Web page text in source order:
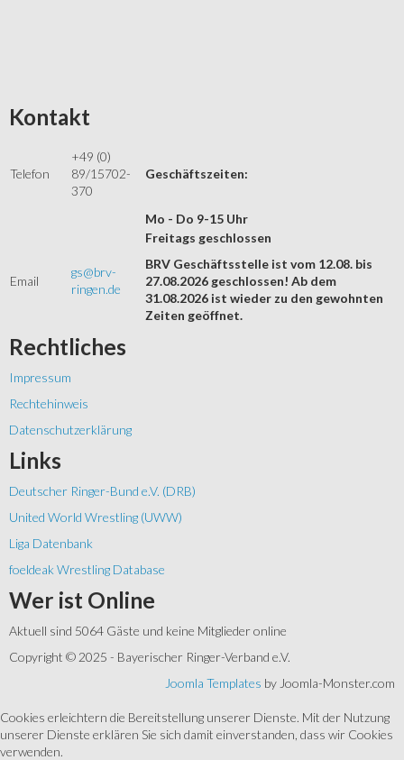
Kontakt
Telefon
+49 (0)
89/15702-
370
Geschäftszeiten:
Mo - Do 9-15 Uhr
Email
gs@brv-
ringen.de
Freitags geschlossen
BRV Geschäftsstelle ist vom 12.08. bis
27.08.2026 geschlossen! Ab dem
31.08.2026 ist wieder zu den gewohnten
Zeiten geöffnet.
Rechtliches
Impressum
Rechtehinweis
Datenschutzerklärung
Links
Deutscher Ringer-Bund e.V. (DRB)
United World Wrestling (UWW)
Liga Datenbank
foeldeak Wrestling Database
Wer ist Online
Aktuell sind 5064 Gäste und keine Mitglieder online
Copyright © 2025 - Bayerischer Ringer-Verband e.V.
Joomla Templates by Joomla-Monster.com
Cookies erleichtern die Bereitstellung unserer Dienste. Mit der Nutzung
unserer Dienste erklären Sie sich damit einverstanden, dass wir Cookies
verwenden.